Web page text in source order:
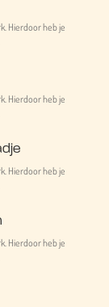
Hierdoor heb je
Hierdoor heb je
Hierdoor heb je
Hierdoor heb je